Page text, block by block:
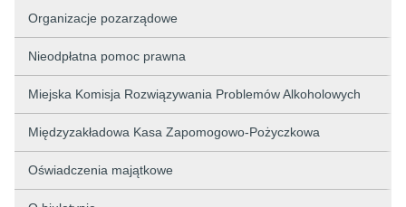
Organizacje pozarządowe
Nieodpłatna pomoc prawna
Miejska Komisja Rozwiązywania Problemów Alkoholowych
Międzyzakładowa Kasa Zapomogowo-Pożyczkowa
Oświadczenia majątkowe